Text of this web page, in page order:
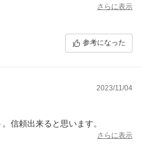
れば、こちらで購入したいと思
さらに表示
参考になった
2023/11/04
信頼出来ると思います。
さらに表示